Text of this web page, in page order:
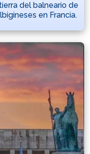
del balneario de
en Francia.